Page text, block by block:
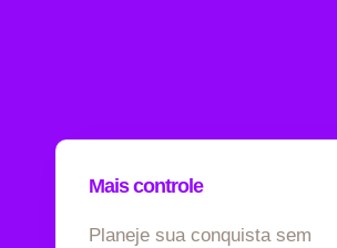
Mais controle
Planeje sua conquista sem